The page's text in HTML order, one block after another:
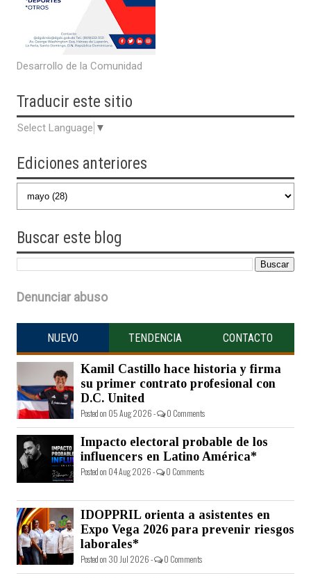
Desarrollo de la Comunidad
Traducir este sitio
Select Language ▼
Ediciones anteriores
Buscar este blog
Denunciar abuso
NUEVO TENDENCIA CONTACTO
Kamil Castillo hace historia y firma
su primer contrato profesional con
D.C. United
Posted on 05 Aug 2026 - 0 Comments
Impacto electoral probable de los
influencers en Latino América*
Posted on 04 Aug 2026 - 0 Comments
IDOPPRIL orienta a asistentes en
Expo Vega 2026 para prevenir riesgos
laborales*
Posted on 30 Jul 2026 - 0 Comments